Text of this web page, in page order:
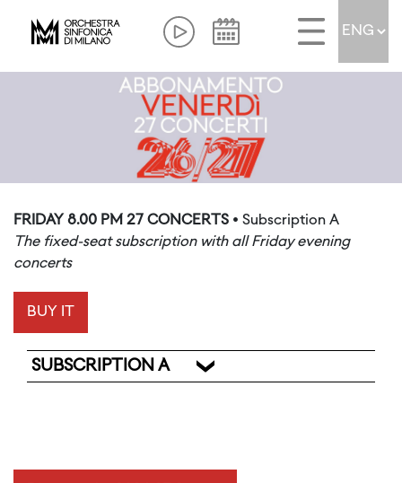
FRIDAY 8.00 PM 27 CONCERTS • Subscription A
The fixed-seat subscription with all Friday evening
concerts
BUY IT
SUBSCRIPTION A